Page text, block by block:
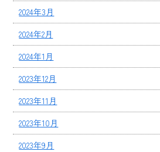
2024年3月
2024年2月
2024年1月
2023年12月
2023年11月
2023年10月
2023年9月